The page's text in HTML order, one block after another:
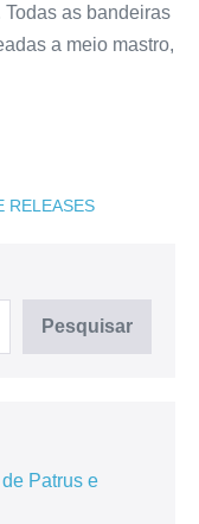
as bandeiras
a meio mastro,
RELEASES
Pesquisar
Patrus e